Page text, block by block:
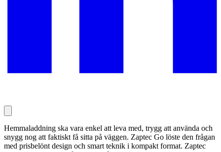
Hemmaladdning ska vara enkel att leva med, trygg att använda och
snygg nog att faktiskt få sitta på väggen. Zaptec Go löste den frågan
med prisbelönt design och smart teknik i kompakt format. Zaptec